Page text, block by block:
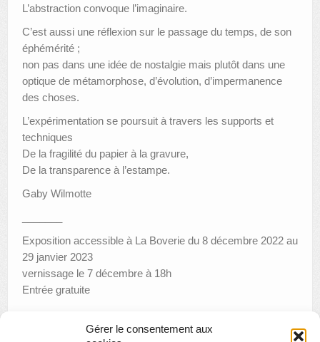
Gérer le consentement aux
L’abstraction convoque l’imaginaire.
C’est aussi une réflexion sur le passage du temps, de son
éphémérité ;
non pas dans une idée de nostalgie mais plutôt dans une
optique de métamorphose, d’évolution, d’impermanence
des choses.
L’expérimentation se poursuit à travers les supports et
techniques
De la fragilité du papier à la gravure,
De la transparence à l’estampe.
Gaby Wilmotte
Exposition accessible à La Boverie du 8 décembre 2022 au
29 janvier 2023
vernissage le 7 décembre à 18h
Entrée gratuite